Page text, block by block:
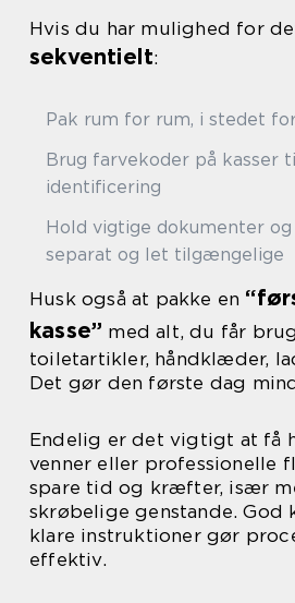
Hvis du har mulighed for
sekventielt:
Pak rum for rum, i stedet
Brug farvekoder på kasser
identificering
Hold vigtige dokumenter
separat og let tilgængelige
Husk også at pakke en
kasse” med alt, du får
toiletartikler, håndklæder,
Det gør den første dag
Endelig er det vigtigt at få
venner eller professionelle
spare tid og kræfter, især
skrøbelige genstande. God
klare instruktioner gør
effektiv.